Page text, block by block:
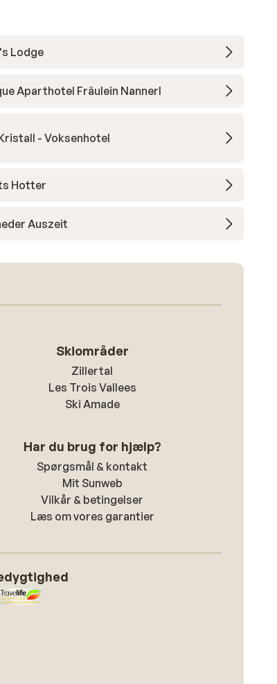
Lodge
Aparthotel Fräulein Nannerl
- Voksenhotel
Hotter
Auszeit
Skiområder
Zillertal
Les Trois Vallees
Ski Amade
Har du brug for hjælp?
Spørgsmål & kontakt
Mit Sunweb
Vilkår & betingelser
Læs om vores garantier